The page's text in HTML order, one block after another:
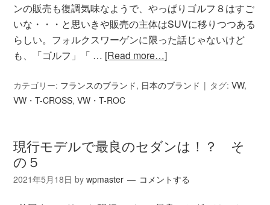
ンの販売も復調気味なようで、やっぱりゴルフ８はすご
いな・・・と思いきや販売の主体はSUVに移りつつある
らしい。フォルクスワーゲンに限った話じゃないけど
も、「ゴルフ」「 … [Read more…]
カテゴリー: フランスのブランド, 日本のブランド タグ:VW,
VW・T-CROSS,VW・T-ROC
現行モデルで最良のセダンは！？ そ
の５
2021年5月18日 bywpmaster コメントする